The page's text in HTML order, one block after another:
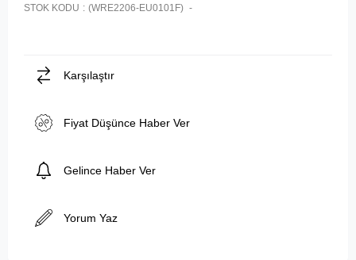
STOK KODU (WRE2206-EU0101F)
Karşılaştır
Fiyat Düşünce Haber Ver
Gelince Haber Ver
Yorum Yaz